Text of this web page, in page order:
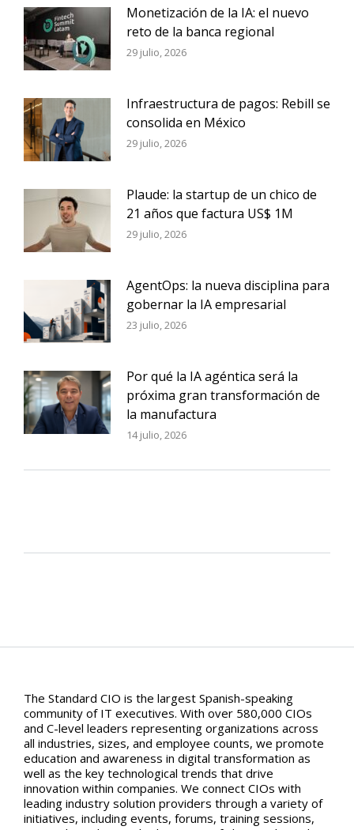
Monetización de la IA: el nuevo
reto de la banca regional
29 julio, 2026
Infraestructura de pagos: Rebill se
consolida en México
29 julio, 2026
Plaude: la startup de un chico de
21 años que factura US$ 1M
29 julio, 2026
AgentOps: la nueva disciplina para
gobernar la IA empresarial
23 julio, 2026
Por qué la IA agéntica será la
próxima gran transformación de
la manufactura
14 julio, 2026
The Standard CIO is the largest Spanish-speaking
community of IT executives. With over 580,000 CIOs
and C-level leaders representing organizations across
all industries, sizes, and employee counts, we promote
education and awareness in digital transformation as
well as the key technological trends that drive
innovation within companies. We connect CIOs with
leading industry solution providers through a variety of
initiatives, including events, forums, training sessions,